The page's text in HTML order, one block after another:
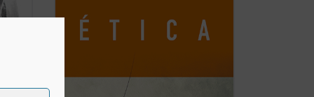
experiencia cotidiana, una descripción
global de ...